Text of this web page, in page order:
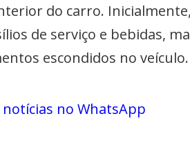
do carro.
de serviço e bebidas,
escondidos no veículo.
no WhatsApp